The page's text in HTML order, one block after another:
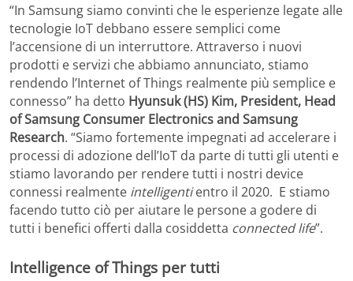
“In Samsung siamo convinti che le esperienze legate alle
tecnologie IoT debbano essere semplici come
l’accensione di un interruttore. Attraverso i nuovi
prodotti e servizi che abbiamo annunciato, stiamo
rendendo l’Internet of Things realmente più semplice e
connesso” ha detto Hyunsuk (HS) Kim, President, Head
of Samsung Consumer Electronics and Samsung
Research. “Siamo fortemente impegnati ad accelerare i
processi di adozione dell’IoT da parte di tutti gli utenti e
stiamo lavorando per rendere tutti i nostri device
connessi realmente intelligentientro il 2020. E stiamo
facendo tutto ciò per aiutare le persone a godere di
tutti i benefici offerti dalla cosiddetta connected life”.
Intelligence of Things per tutti